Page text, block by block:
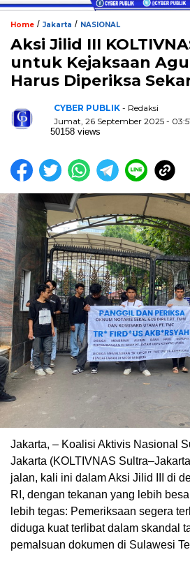
Home / Jakarta / NASIONAL
Aksi Jilid III
untuk Kejaksaan
Harus Diperiksa
CYBER PUBLIK - Redaksi
Jumat, 26 September 2025 -
50158 views
Jakarta, – Koalisi Aktivis Nasional
Jakarta (KOLTIVNAS
jalan, kali ini dalam Aksi Jilid III di
RI, dengan tekanan yang lebih
lebih tegas: Pemeriksaan segera
diduga kuat terlibat dalam skandal
pemalsuan dokumen di Sulawesi